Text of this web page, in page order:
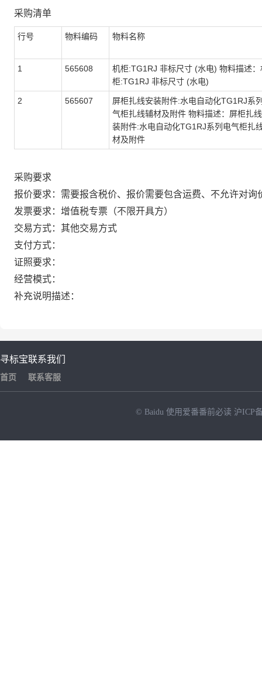
采购清单
行号 物料编码 物料名称
1 565608
机柜:TG1RJ 非标尺寸 (水电) 物料描述：
柜:TG1RJ 非标尺寸 (水电)
2 565607
屏柜扎线安装附件:水电自动化TG1RJ系
气柜扎线辅材及附件 物料描述：屏柜扎
装附件:水电自动化TG1RJ系列电气柜扎
材及附件
采购要求
报价要求：需要报含税价、报价需要包含运费、不允许对
发票要求：增值税专票（不限开具方）
交易方式：其他交易方式
支付方式：
证照要求：
经营模式：
补充说明描述：
寻标宝
首页
联系我们
联系客服
© Baidu 使用爱番番前必读 沪ICP